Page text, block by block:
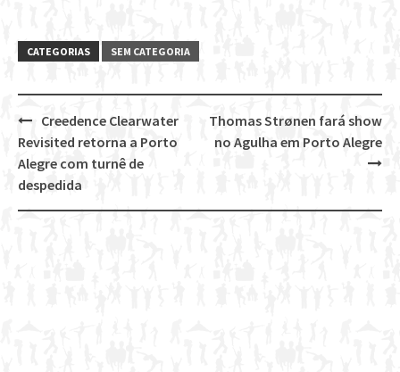
CATEGORIAS SEM CATEGORIA
Post
navigation
Thomas Strønen fará show
no Agulha em Porto Alegre
Creedence Clearwater
Revisited retorna a Porto
Alegre com turnê de
despedida